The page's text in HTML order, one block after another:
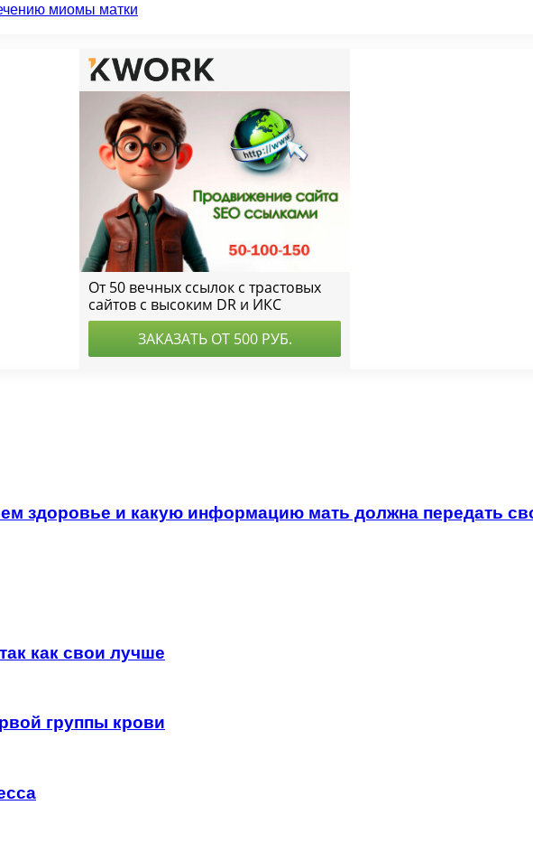
миомы матки
здоровье и какую информацию мать должна передать
как свои лучше
группы крови